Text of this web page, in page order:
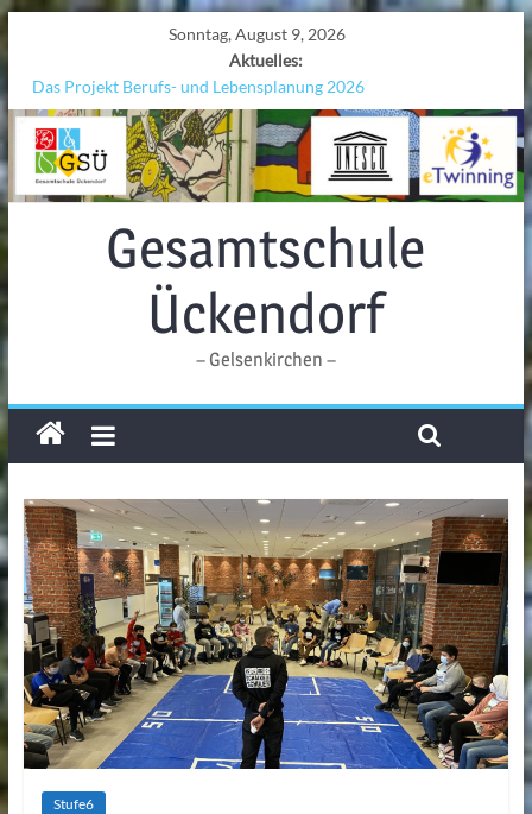
Sonntag, August 9, 2026
Aktuelles:
Das Projekt Berufs- und Lebensplanung 2026
UNESCO Stadtradeln „Grenzen überwinden“
KCC-Workshop
Sicherheit auf den Wellen: Lehrkräfte bilden sich in Alicante fort
Ferien!!!
Gesamtschule
Ückendorf
– Gelsenkirchen –
Stufe6